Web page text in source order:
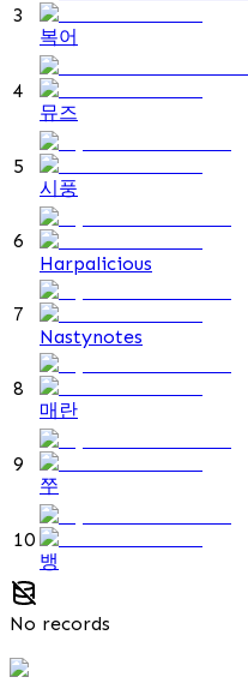
3
복어
4
뮤즈
5
시풍
6
Harpalicious
7
Nastynotes
8
매란
9
쭈
10
뱅
No records